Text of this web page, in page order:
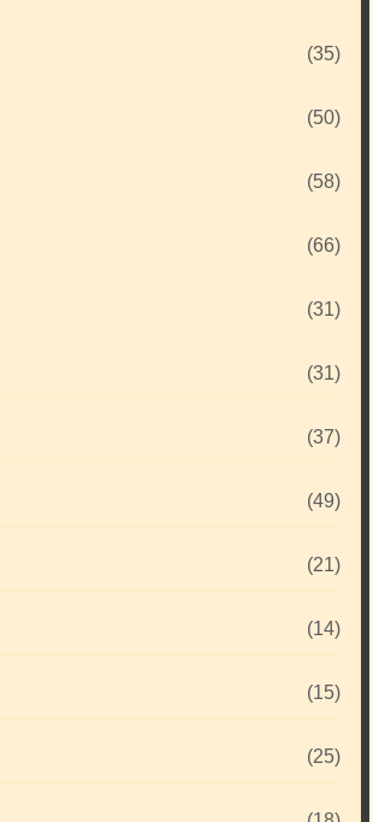
(35)
(50)
(58)
(66)
(31)
(31)
(37)
(49)
(21)
(14)
(15)
(25)